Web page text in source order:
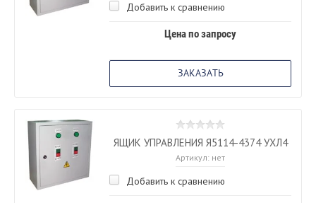
Добавить к сравнению
Цена по запросу
ЗАКАЗАТЬ
ЯЩИК УПРАВЛЕНИЯ Я5114-4374 УХЛ4
Артикул: нет
Добавить к сравнению